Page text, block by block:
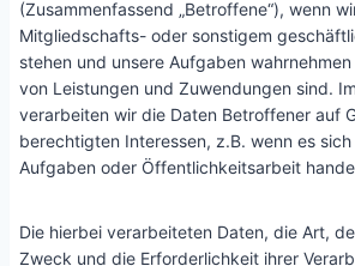
(Zusammenfassend „Betroffene“), wenn
Mitgliedschafts- oder sonstigem
stehen und unsere Aufgaben
von Leistungen und Zuwendungen sind.
verarbeiten wir die Daten Betroffener auf
berechtigten Interessen, z.B. wenn es
Aufgaben oder Öffentlichkeitsarbeit
Die hierbei verarbeiteten Daten, die Art,
Zweck und die Erforderlichkeit ihrer